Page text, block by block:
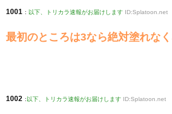
1001 : 以下、トリカラ速報がお届けします ID:Splatoon.net
最初のところは3なら絶対塗れな
1002 : 以下、トリカラ速報がお届けします ID:Splatoon.net